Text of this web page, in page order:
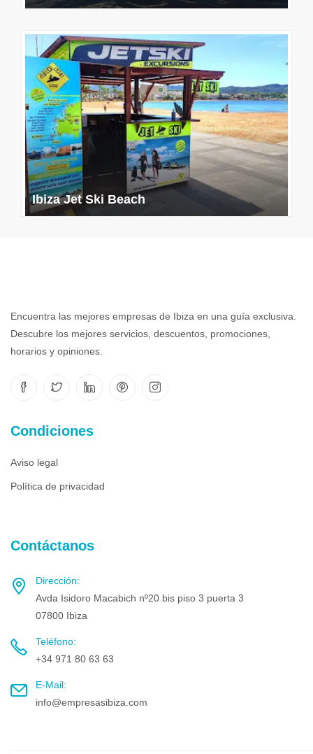
Ibiza Jet Ski Beach
Encuentra las mejores empresas de Ibiza en una guía exclusiva.
Descubre los mejores servicios, descuentos, promociones,
horarios y opiniones.
Condiciones
Aviso legal
Política de privacidad
Contáctanos
Dirección:
Avda Isidoro Macabich nº20 bis piso 3 puerta 3
07800 Ibiza
Teléfono:
+34 971 80 63 63
E-Mail:
info@empresasibiza.com